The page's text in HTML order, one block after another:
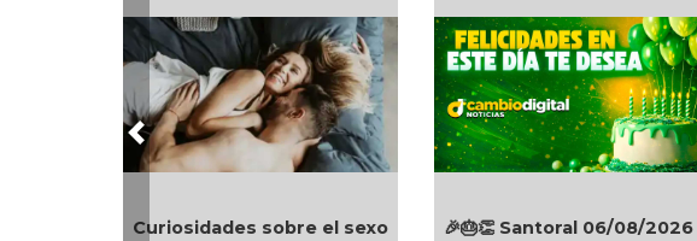
Curiosidades sobre el sexo 🎉🎂👏 Santoral 06/08/2026
Previous